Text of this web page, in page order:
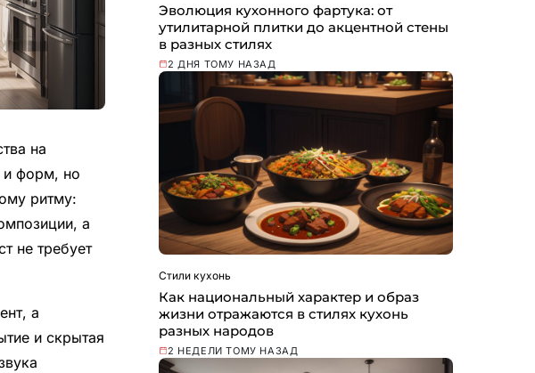
на
и форм, но
ритму:
а
не требует
а
и скрытая
Эволюция кухонного фартука: от
утилитарной плитки до акцентной стены
в разных стилях
2 ДНЯ ТОМУ НАЗАД
Стили кухонь
Как национальный характер и образ
жизни отражаются в стилях кухонь
разных народов
2 НЕДЕЛИ ТОМУ НАЗАД